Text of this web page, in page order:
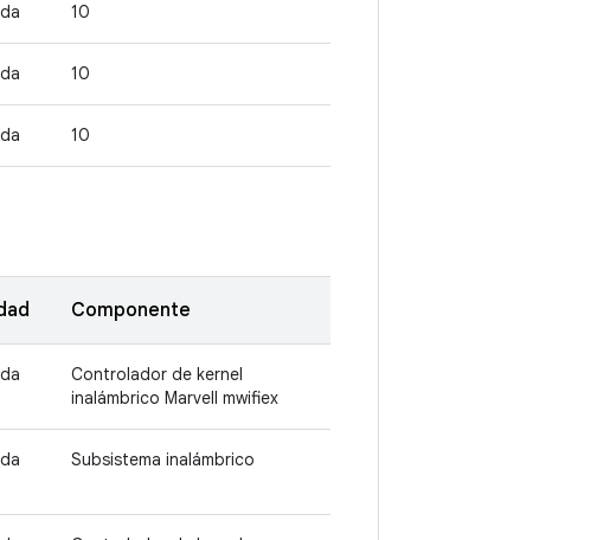
10
10
10
Componente
Controlador de kernel
inalámbrico Marvell mwifiex
Subsistema inalámbrico